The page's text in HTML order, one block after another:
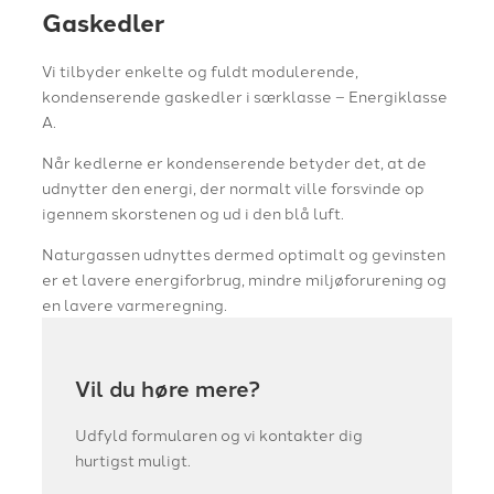
Gaskedler
Vi tilbyder enkelte og fuldt modulerende,
kondenserende gaskedler i særklasse – Energiklasse
A.
Når kedlerne er kondenserende betyder det, at de
udnytter den energi, der normalt ville forsvinde op
igennem skorstenen og ud i den blå luft.
Naturgassen udnyttes dermed optimalt og gevinsten
er et lavere energiforbrug, mindre miljøforurening og
en lavere varmeregning.​
Vil du høre mere?
Udfyld formularen og vi kontakter dig
hurtigst muligt.